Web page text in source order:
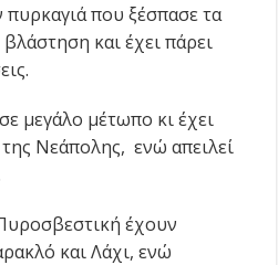
που ξέσπασε τα
και έχει πάρει
μεγάλο μέτωπο κι έχει
Νεάπολης, ενώ απειλεί
έχουν
και Λάχι, ενώ